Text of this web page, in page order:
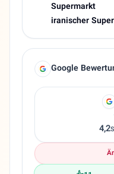
Supermarkt
iranischer
Google
4,2